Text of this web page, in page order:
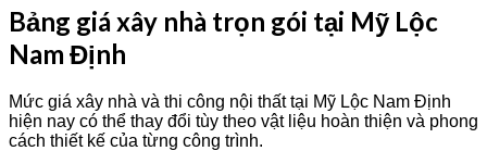
Bảng giá xây nhà trọn gói tại Mỹ Lộc
Nam Định
Mức giá xây nhà và thi công nội thất tại Mỹ Lộc Nam Định
hiện nay có thể thay đổi tùy theo vật liệu hoàn thiện và phong
cách thiết kế của từng công trình.